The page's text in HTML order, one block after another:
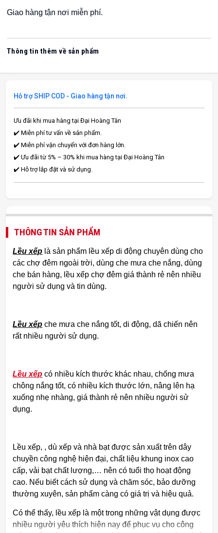
Giao hàng tận nơi miễn phí.
Thông tin thêm về sản phẩm
Hỗ trợ SHIP COD - Giao hàng tận nơi.
Ưu đãi khi mua hàng tại Đại Hoàng Tân
✔️ Miễn phí tư vấn về sản phẩm.
✔️ Miễn phí vận chuyển với đơn hàng lớn.
✔️ Ưu đãi từ 5% – 30% khi mua hàng tại Đại Hoàng Tân
✔️ Hỗ trợ lắp đặt và sử dụng.
THÔNG TIN SẢN PHẨM
Lều xếp là sản phẩm lều xếp di động chuyên dùng cho
các chợ đêm ngoài trời, dùng che mưa che nắng, dùng
che bán hàng, lều xếp chợ đêm giá thành rẻ nên nhiều
người sử dụng và tin dùng.
Lều xếp che mưa che nắng tốt, di động, dã chiến nên
rất nhiều người sử dụng.
Lều xếp có nhiều kích thước khác nhau, chống mưa
chông nắng tốt, có nhiều kích thước lớn, nâng lên hạ
xuống nhẹ nhàng, giá thành rẻ nên nhiều người sử
dụng.
Lều xếp, , dù xếp và nhà bạt được sản xuất trên dây
chuyền công nghệ hiện đại, chất liệu khung inox cao
cấp, vải bạt chất lượng,… nên có tuổi thọ hoạt động
cao. Nếu biết cách sử dụng và chăm sóc, bảo dưỡng
thường xuyên, sản phẩm càng có giá trị và hiệu quả.
Có thể thấy, lều xếp là một trong những vật dụng được
nhiều người yêu thích hiện nay để phục vụ cho công